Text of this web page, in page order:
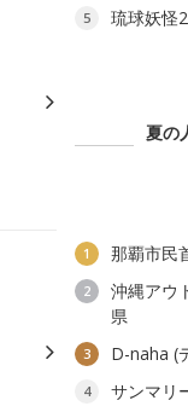
5
琉球妖怪
夏の
1 那覇市民
2
沖縄アウ
県
3 D-naha (
4 サンマリ